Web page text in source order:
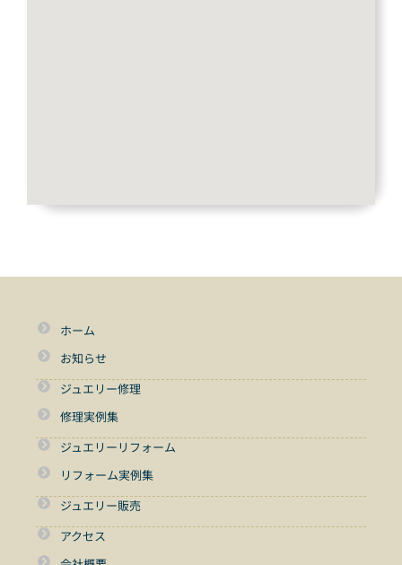
ホーム
お知らせ
ジュエリー修理
修理実例集
ジュエリーリフォーム
リフォーム実例集
ジュエリー販売
アクセス